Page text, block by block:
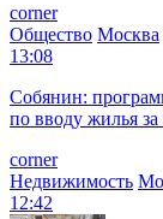
corner
Общество Москва
13:08
Собянин:
по вводу жилья за
corner
Недвижимость
12:42